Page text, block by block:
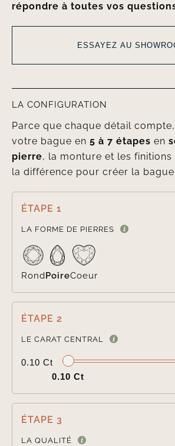
répondre à toutes vos
ESSAYEZ AU
LA CONFIGURATION
Parce que chaque détail
votre bague en 5 à 7 étapes en
pierre, la monture et les
la différence pour créer la
ÉTAPE 1
LA FORME DE PIERRES
RondPoireCoeur
ÉTAPE 2
LE CARAT CENTRAL
0.10 Ct
0.10 Ct
ÉTAPE 3
LA QUALITÉ